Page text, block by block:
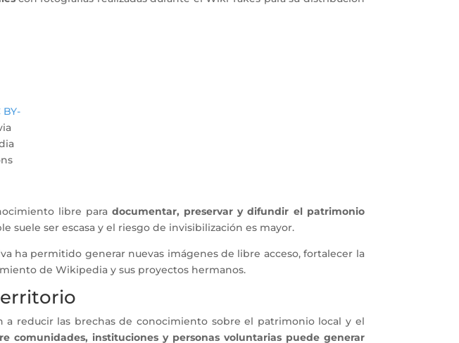
BY-
libre paradocumentar, preservar y difundir el patrimonio
ser escasa y el riesgo de invisibilización es mayor.
ha permitido generar nuevas imágenes de libre acceso, fortalecer la
de Wikipedia y sus proyectos hermanos.
reducir las brechas de conocimiento sobre el patrimonio local y el
comunidades, instituciones y personas voluntarias puede generar